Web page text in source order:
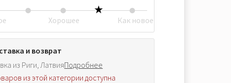
Хорошее Как новое
и возврат
из Риги, ЛатвияПодробнее
из этой категории доступна